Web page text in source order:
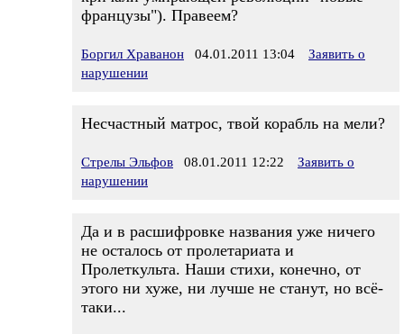
французы"). Правеем?
Боргил Храванон 04.01.2011 13:04
Заявить о
нарушении
Несчастный матрос, твой корабль на мели?
Стрелы Эльфов 08.01.2011 12:22
Заявить о
нарушении
Да и в расшифровке названия уже ничего
не осталось от пролетариата и
Пролеткульта. Наши стихи, конечно, от
этого ни хуже, ни лучше не станут, но всё-
таки...